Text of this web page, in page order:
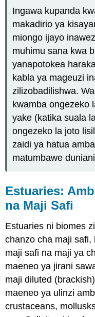
Ingawa kupanda
makadirio ya
miongo ijayo
muhimu sana kwa
yanapotokea
kabla ya mageuzi
zilizobadilishwa.
kwamba ongezeko
yake (katika suala
ongezeko la joto
zaidi ya hatua
matumbawe
Estuaries:
na Maji Safi
Estuaries ni biomes
chanzo cha maji safi,
maji safi na maji ya
maeneo ya jirani
maji diluted
maeneo ya ulinzi
crustaceans,